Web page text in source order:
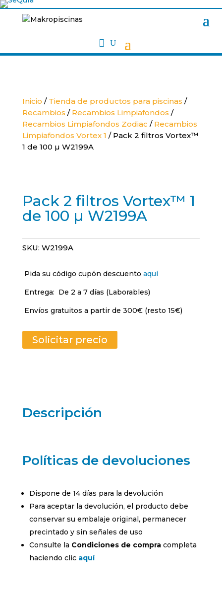

Inicio / Tienda de productos para piscinas /
Recambios / Recambios Limpiafondos /
Recambios Limpiafondos Zodiac / Recambios
Limpiafondos Vortex 1 / Pack 2 filtros Vortex™
1 de 100 µ W2199A
Pack 2 filtros Vortex™ 1
de 100 µ W2199A
SKU: W2199A
Pida su código cupón descuento aquí
Entrega: De 2 a 7 días (Laborables)
Envíos gratuitos a partir de 300€ (resto 15€)
Solicitar precio
Descripción
Políticas de devoluciones
Dispone de 14 días para la devolución
Para aceptar la devolución, el producto debe
conservar su embalaje original, permanecer
precintado y sin señales de uso
Consulte la Condiciones de compracompleta
haciendo clic aquí